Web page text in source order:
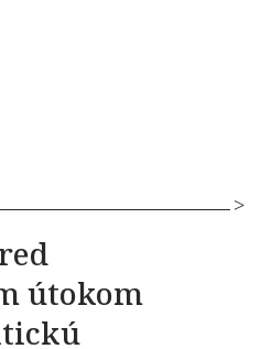
útokom